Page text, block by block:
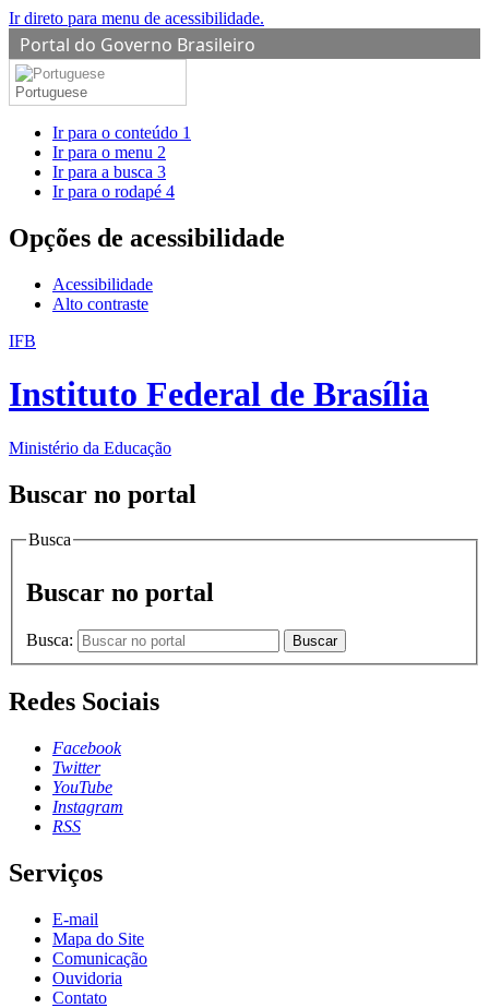
Ir direto para menu de acessibilidade.
Portal do Governo Brasileiro
Portuguese
Ir para o conteúdo 1
Ir para o menu 2
Ir para a busca 3
Ir para o rodapé 4
Opções de acessibilidade
Acessibilidade
Alto contraste
IFB
Instituto Federal de Brasília
Ministério da Educação
Buscar no portal
Busca
Buscar no portal
Busca: Buscar
Redes Sociais
Facebook
Twitter
YouTube
Instagram
RSS
Serviços
E-mail
Mapa do Site
Comunicação
Ouvidoria
Contato